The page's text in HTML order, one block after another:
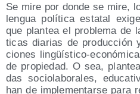
Se mire por don­de se mire,
len­gua polí­ti­ca esta­tal
que plan­tea el pro­ble­ma de
ti­cas dia­rias de
cio­nes lin­güís­ti­co-
de pro­pie­dad. O sea,
das socio­la­bo­ra­les,
han de imple­men­tar­se para